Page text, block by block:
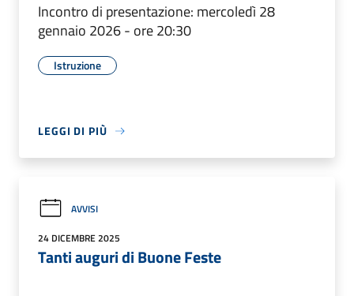
Incontro di presentazione: mercoledì 28
gennaio 2026 - ore 20:30
Istruzione
LEGGI DI PIÙ
AVVISI
24 DICEMBRE 2025
Tanti auguri di Buone Feste